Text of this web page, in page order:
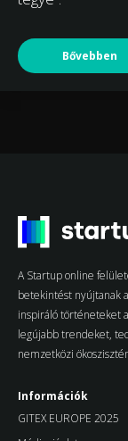
Bővebben
A Startup online
betekintést nyújtanak
inspiráló történeteket
legújabb trendeket,
nemzetközi
Információk
GITEX EUROPE 2025